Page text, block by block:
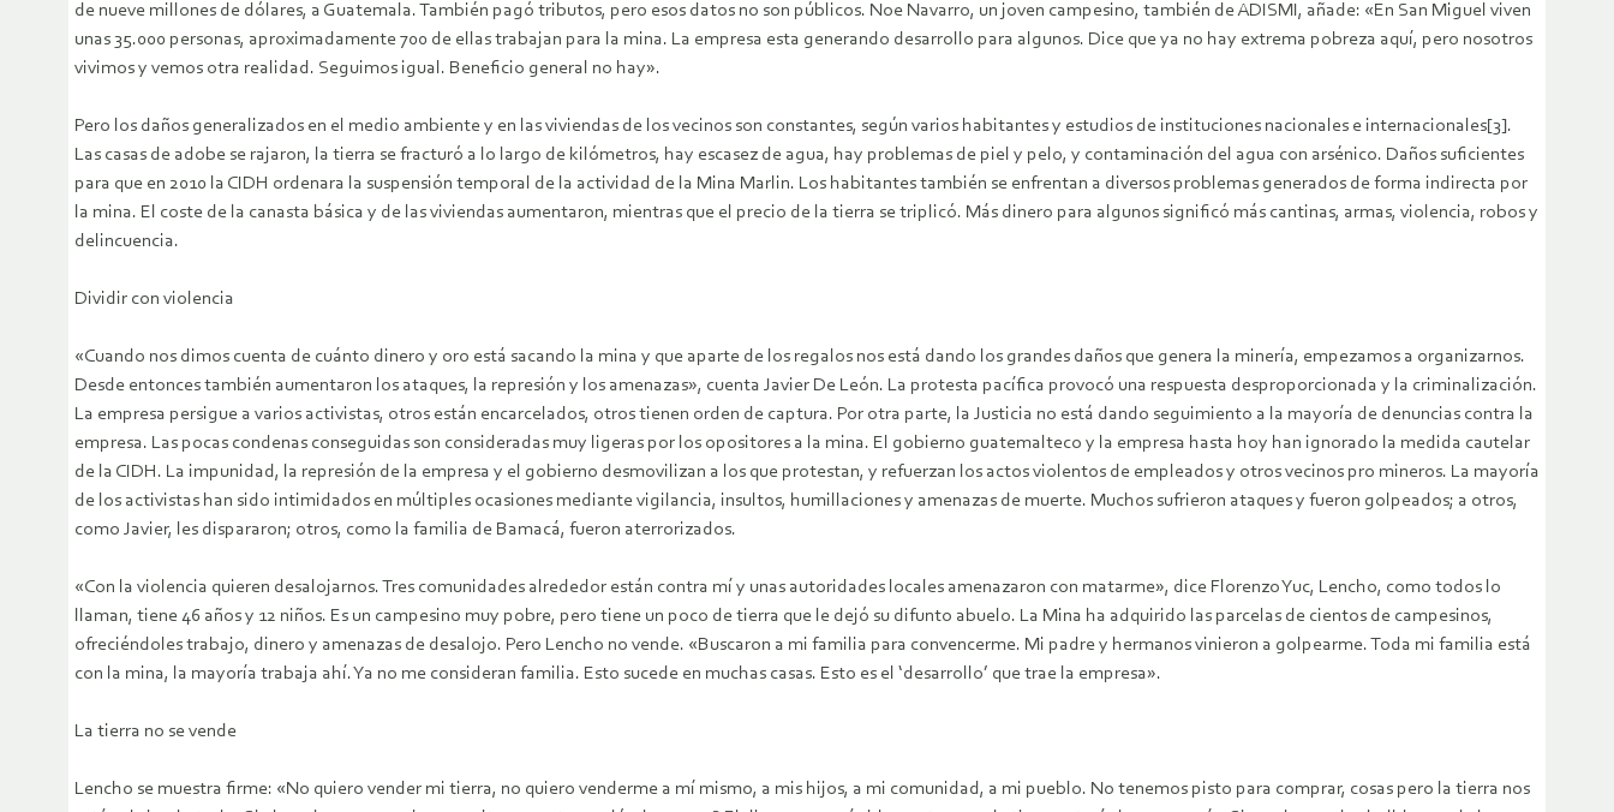
de nueve millones de dólares, a Guatemala. También pagó tributos, pero esos datos no son públicos. Noe Navarro, un joven campesino, también de ADISMI, añade: «En San Miguel viven
unas 35.000 personas, aproximadamente 700 de ellas trabajan para la mina. La empresa esta generando desarrollo para algunos. Dice que ya no hay extrema pobreza aquí, pero nosotros
vivimos y vemos otra realidad. Seguimos igual. Beneficio general no hay».
Pero los daños generalizados en el medio ambiente y en las viviendas de los vecinos son constantes, según varios habitantes y estudios de instituciones nacionales e internacionales[3].
Las casas de adobe se rajaron, la tierra se fracturó a lo largo de kilómetros, hay escasez de agua, hay problemas de piel y pelo, y contaminación del agua con arsénico. Daños suficientes
para que en 2010 la CIDH ordenara la suspensión temporal de la actividad de la Mina Marlin. Los habitantes también se enfrentan a diversos problemas generados de forma indirecta por
la mina. El coste de la canasta básica y de las viviendas aumentaron, mientras que el precio de la tierra se triplicó. Más dinero para algunos significó más cantinas, armas, violencia, robos y
delincuencia.
Dividir con violencia
«Cuando nos dimos cuenta de cuánto dinero y oro está sacando la mina y que aparte de los regalos nos está dando los grandes daños que genera la minería, empezamos a organizarnos.
Desde entonces también aumentaron los ataques, la represión y los amenazas», cuenta Javier De León. La protesta pacífica provocó una respuesta desproporcionada y la criminalización.
La empresa persigue a varios activistas, otros están encarcelados, otros tienen orden de captura. Por otra parte, la Justicia no está dando seguimiento a la mayoría de denuncias contra la
empresa. Las pocas condenas conseguidas son consideradas muy ligeras por los opositores a la mina. El gobierno guatemalteco y la empresa hasta hoy han ignorado la medida cautelar
de la CIDH. La impunidad, la represión de la empresa y el gobierno desmovilizan a los que protestan, y refuerzan los actos violentos de empleados y otros vecinos pro mineros. La mayoría
de los activistas han sido intimidados en múltiples ocasiones mediante vigilancia, insultos, humillaciones y amenazas de muerte. Muchos sufrieron ataques y fueron golpeados; a otros,
como Javier, les dispararon; otros, como la familia de Bamacá, fueron aterrorizados.
«Con la violencia quieren desalojarnos. Tres comunidades alrededor están contra mí y unas autoridades locales amenazaron con matarme», dice Florenzo Yuc, Lencho, como todos lo
llaman, tiene 46 años y 12 niños. Es un campesino muy pobre, pero tiene un poco de tierra que le dejó su difunto abuelo. La Mina ha adquirido las parcelas de cientos de campesinos,
ofreciéndoles trabajo, dinero y amenazas de desalojo. Pero Lencho no vende. «Buscaron a mi familia para convencerme. Mi padre y hermanos vinieron a golpearme. Toda mi familia está
con la mina, la mayoría trabaja ahí. Ya no me consideran familia. Esto sucede en muchas casas. Esto es el ‘desarrollo’ que trae la empresa».
La tierra no se vende
Lencho se muestra firme: «No quiero vender mi tierra, no quiero venderme a mí mismo, a mis hijos, a mi comunidad, a mi pueblo. No tenemos pisto para comprar, cosas pero la tierra nos